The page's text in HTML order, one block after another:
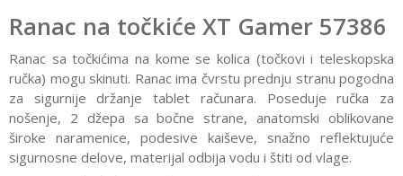
Ranac na točkiće XT Gamer 57386
Ranac sa točkićima na kome se kolica (točkovi i teleskopska
ručka) mogu skinuti. Ranac ima čvrstu prednju stranu pogodna
za sigurnije držanje tablet računara. Poseduje ručka za
nošenje, 2 džepa sa bočne strane, anatomski oblikovane
široke naramenice, podesive kaiševe, snažno reflektujuće
sigurnosne delove, materijal odbija vodu i štiti od vlage.